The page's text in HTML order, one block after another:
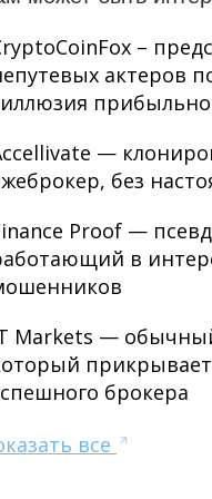
–
актеров
—
без
Proof —
в
Markets —
брокера
все